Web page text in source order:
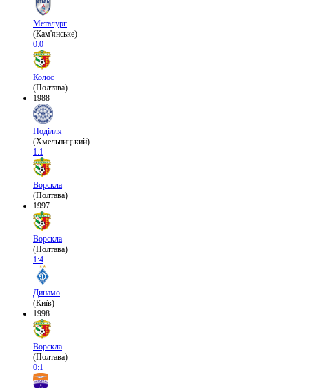
Металург
(Кам'янське)
0:0
Колос
(Полтава)
1988
Поділля
(Хмельницький)
1:1
Ворскла
(Полтава)
1997
Ворскла
(Полтава)
1:4
Динамо
(Київ)
1998
Ворскла
(Полтава)
0:1